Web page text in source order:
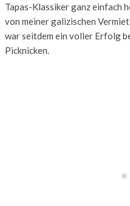
Tapas-Klassiker ganz einfach
von meiner galizischen
war seitdem ein voller Erfolg
Picknicken.